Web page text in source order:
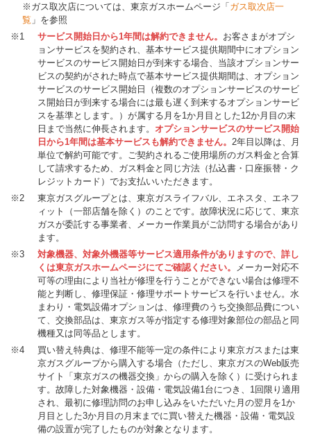
※ガス取次店については、東京ガスホームページ「 ガス取次店一
覧 」を参照
※1
サービス開始日から1年間は解約できません。 お客さまがオプシ
ョンサービスを契約され、基本サービス提供期間中にオプション
サービスのサービス開始日が到来する場合、当該オプションサー
ビスの契約がされた時点で基本サービス提供期間は、オプション
サービスのサービス開始日（複数のオプションサービスのサービ
ス開始日が到来する場合には最も遅く到来するオプションサービ
スを基準とします。）が属する月を1か月目とした12か月目の末
日まで当然に伸長されます。 オプションサービスのサービス開始
日から1年間は基本サービスも解約できません。 2年目以降は、月
単位で解約可能です。ご契約されるご使用場所のガス料金と合算
して請求するため、ガス料金と同じ方法（払込書・口座振替・ク
レジットカード）でお支払いいただきます。
※2
東京ガスグループとは、東京ガスライフバル、エネスタ、エネフ
ィット（一部店舗を除く）のことです。故障状況に応じて、東京
ガスが委託する事業者、メーカー作業員がご訪問する場合があり
ます。
※3
対象機器、対象外機器等サービス適用条件がありますので、詳し
くは東京ガスホームページにてご確認ください。
メーカー対応不
可等の理由により当社が修理を行うことができない場合は修理不
能と判断し、修理保証・修理サポートサービスを行いません。水
まわり・電気設備オプションは、修理費のうち交換部品費につい
て、交換部品は、東京ガス等が指定する修理対象部位の部品と同
機種又は同等品とします。
※4
買い替え特典は、修理不能等一定の条件により東京ガスまたは東
京ガスグループから購入する場合（ただし、東京ガスのWeb販売
サイト「東京ガスの機器交換」からの購入を除く）に受けられま
す。故障した対象機器・設備・電気設備1台につき、1回限り適用
され、最初に修理訪問のお申し込みをいただいた月の翌月を1か
月目とした3か月目の月末までに買い替えた機器・設備・電気設
備の設置が完了したものが対象となります。